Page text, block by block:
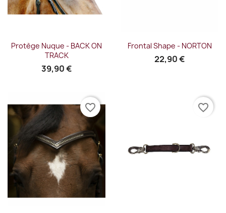
Protège Nuque - BACK ON
TRACK
39,90 €
Frontal Shape - NORTON
22,90 €
favorite_border favorite_border